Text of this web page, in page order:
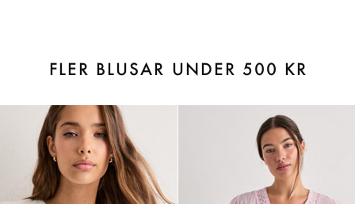
FLER BLUSAR UNDER 500 KR